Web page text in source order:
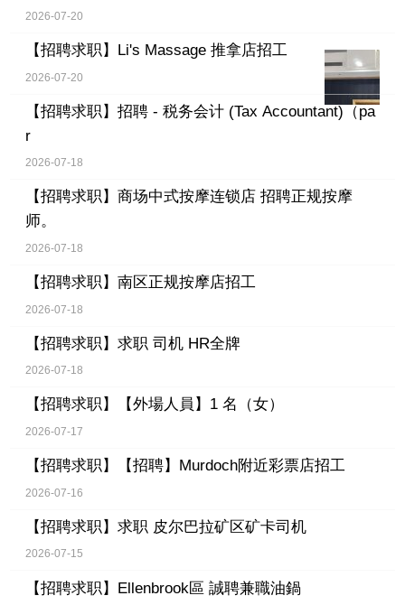
2026-07-20
【招聘求职】 Li's Massage 推拿店招工
2026-07-20
【招聘求职】 招聘 - 税务会计 (Tax Accountant)（pa
r
2026-07-18
【招聘求职】 商场中式按摩连锁店 招聘正规按摩
师。
2026-07-18
【招聘求职】 南区正规按摩店招工
2026-07-18
【招聘求职】 求职 司机 HR全牌
2026-07-18
【招聘求职】 【外場人員】1 名（女）
2026-07-17
【招聘求职】 【招聘】Murdoch附近彩票店招工
2026-07-16
【招聘求职】 求职 皮尔巴拉矿区矿卡司机
2026-07-15
【招聘求职】 Ellenbrook區 誠聘兼職油鍋